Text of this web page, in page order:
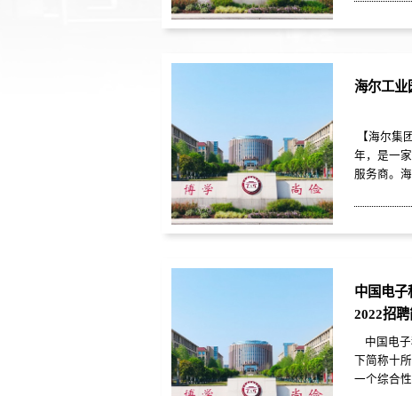
海尔工业
【海尔集
年，是一
服务商。
牌，是
个大型生
（崂山、
津、郑州
山三水、
中国电子
2022招
中国电子
下简称十
一个综合